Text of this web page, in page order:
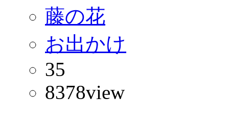
藤の花
お出かけ
35
8378view